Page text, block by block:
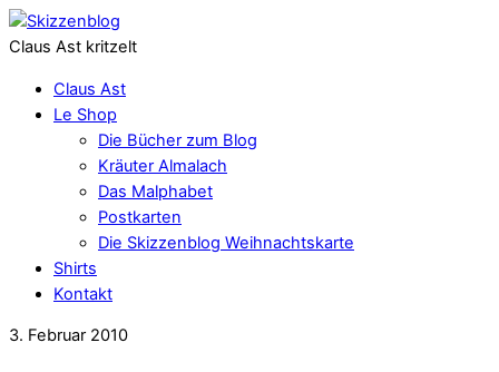
Claus Ast kritzelt
Claus Ast
Le Shop
Die Bücher zum Blog
Kräuter Almalach
Das Malphabet
Postkarten
Die Skizzenblog Weihnachtskarte
Shirts
Kontakt
3. Februar 2010